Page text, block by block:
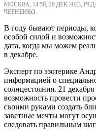
МОСКВА, 14:50, 20 ДЕК 2023,
ЧЕРНЕНКО.
В году бывают периоды,
особой силой и
дата, когда мы можем
в декабре.
Эксперт по эзотерике
информацией о
солнцестояния. 21
возможность провести
своими руками создать
заветные мечты могут
следовать правильным